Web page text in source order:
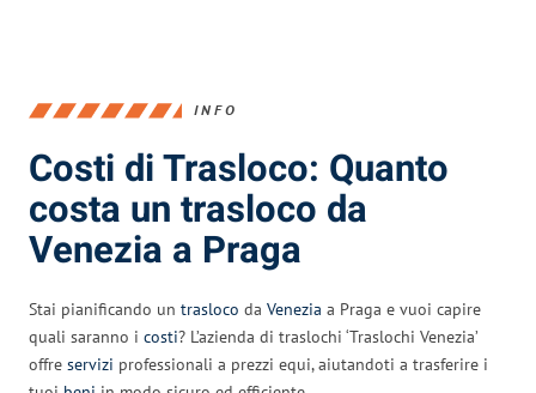
INFO
Costi di Trasloco: Quanto
costa un trasloco da
Venezia a Praga
Stai pianificando un trasloco da Venezia a Praga e vuoi capire
quali saranno i costi? L’azienda di traslochi ‘Traslochi Venezia’
offre servizi professionali a prezzi equi, aiutandoti a trasferire i